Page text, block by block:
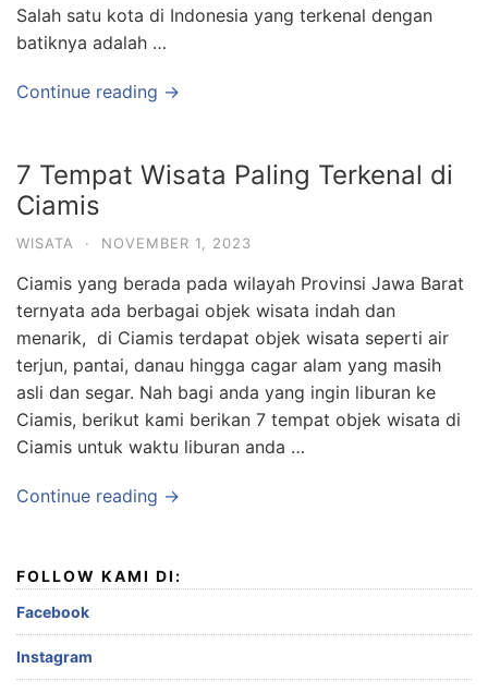
Salah satu kota di Indonesia yang terkenal dengan
batiknya adalah …
Continue reading →
7 Tempat Wisata Paling Terkenal di
Ciamis
WISATA · NOVEMBER 1, 2023
Ciamis yang berada pada wilayah Provinsi Jawa Barat
ternyata ada berbagai objek wisata indah dan
menarik, di Ciamis terdapat objek wisata seperti air
terjun, pantai, danau hingga cagar alam yang masih
asli dan segar. Nah bagi anda yang ingin liburan ke
Ciamis, berikut kami berikan 7 tempat objek wisata di
Ciamis untuk waktu liburan anda …
Continue reading →
FOLLOW KAMI DI:
Facebook
Instagram